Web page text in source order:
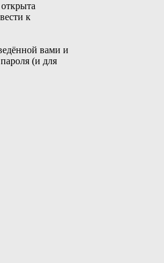
к
вами и
(и для